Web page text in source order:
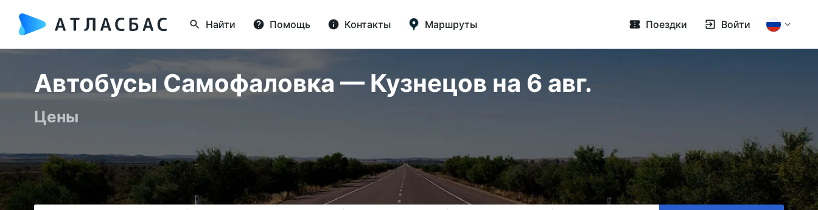
Найти Помощь Контакты Маршруты Поездки Войти
Автобусы Самофаловка — Кузнецов на 6 авг.
Цены